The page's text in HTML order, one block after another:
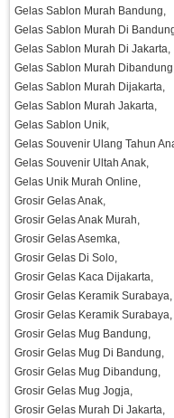
Gelas Sablon Murah Bandung,
Gelas Sablon Murah Di
Gelas Sablon Murah Di Jakarta,
Gelas Sablon Murah
Gelas Sablon Murah Dijakarta,
Gelas Sablon Murah Jakarta,
Gelas Sablon Unik,
Gelas Souvenir Ulang Tahun
Gelas Souvenir Ultah Anak,
Gelas Unik Murah Online,
Grosir Gelas Anak,
Grosir Gelas Anak Murah,
Grosir Gelas Asemka,
Grosir Gelas Di Solo,
Grosir Gelas Kaca Dijakarta,
Grosir Gelas Keramik Surabaya,
Grosir Gelas Keramik Surabaya,
Grosir Gelas Mug Bandung,
Grosir Gelas Mug Di Bandung,
Grosir Gelas Mug Dibandung,
Grosir Gelas Mug Jogja,
Grosir Gelas Murah Di Jakarta,